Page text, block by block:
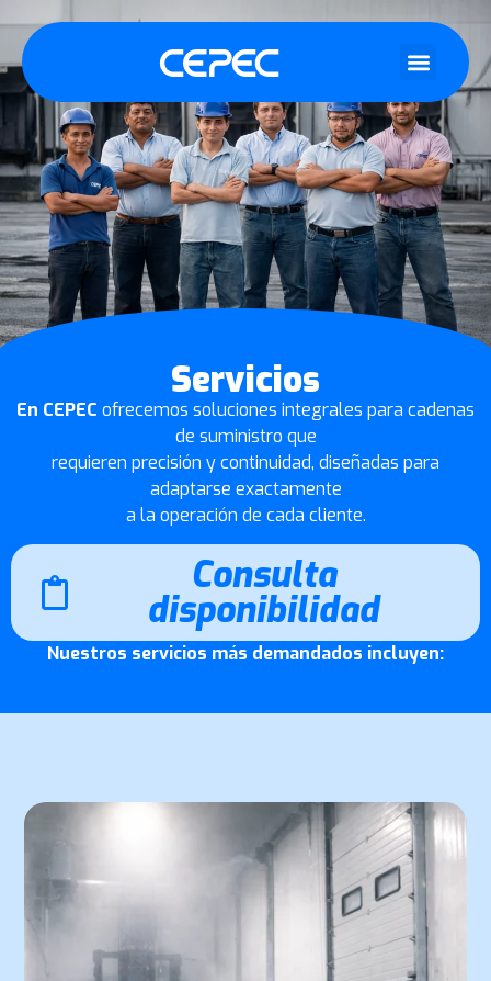
Servicios
En CEPEC ofrecemos soluciones integrales para cadenas
de suministro que
requieren precisión y continuidad, diseñadas para
adaptarse exactamente
a la operación de cada cliente.
Consulta
disponibilidad
Nuestros servicios más demandados incluyen: